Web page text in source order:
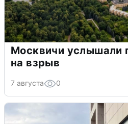
Москвичи услышали
на взрыв
7 августа 0